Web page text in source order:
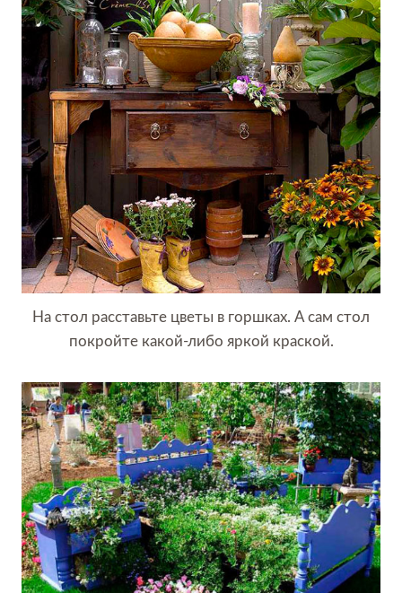
На стол расставьте цветы в горшках. А сам стол
покройте какой-либо яркой краской.